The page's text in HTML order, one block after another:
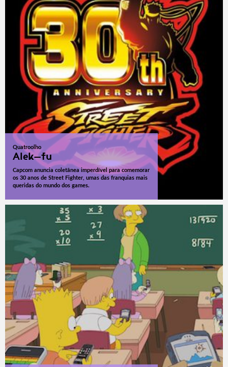
Quatroolho
Alek-fu
Capcom anuncia coletânea imperdível para comemorar
os 30 anos de Street Fighter, umas das franquias mais
queridas do mundo dos games.